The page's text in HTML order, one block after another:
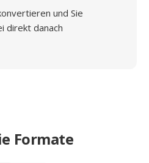
und Sie
direkt danach
Formate